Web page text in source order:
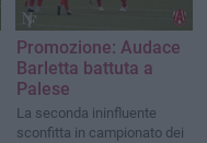
Promozione: Audace
Barletta battuta a
Palese
La seconda ininfluente
sconfitta in campionato dei